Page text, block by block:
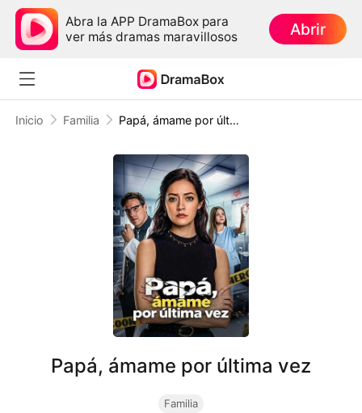
Abra la APP DramaBox para
ver más dramas maravillosos
Abrir
Inicio Familia Papá, ámame por última vez
Papá, ámame por última vez
Familia